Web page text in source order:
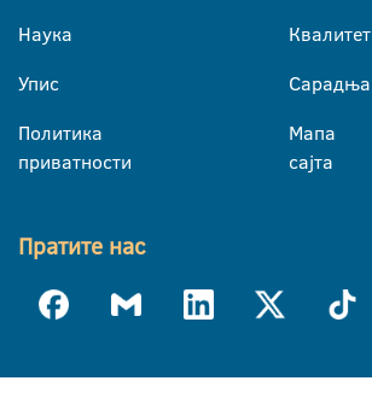
Наука
Упис
Политика
приватности
Квалитет
Сарадња
Мапа
сајта
Пратите нас